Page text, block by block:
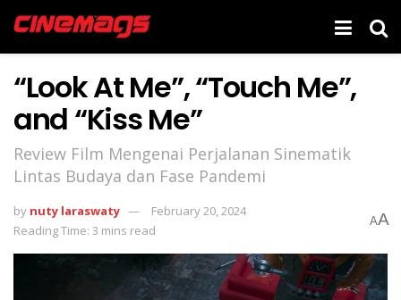
“Look At Me”, “Touch Me”,
and “Kiss Me”
Review Film Mengenai Perjalanan Sinematik
Lintas Budaya dan Fase Pandemi
by nuty laraswaty
February 20, 2024
Reading Time: 3 mins read
AA